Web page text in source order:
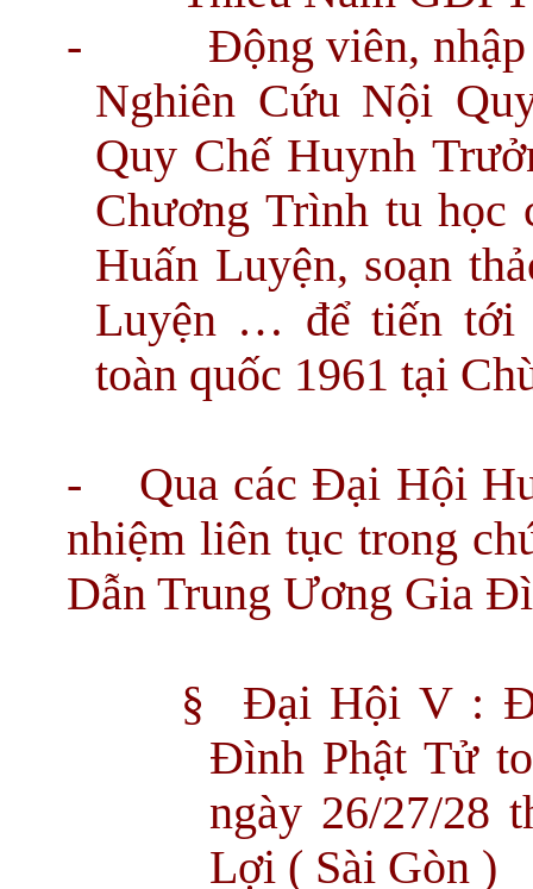
-
Động viên,
Nghiên Cứu Nội
Quy Chế Huynh
Chương Trình tu học
Huấn Luyện, soạn
Luyện … để tiến tới
toàn quốc 1961 tại
- Qua các Đại Hội
nhiệm liên tục trong
Dẫn Trung Ương Gia
§
Đại Hội V :
Đình Phật Tử
ngày 26/27/28
Lợi ( Sài Gòn )